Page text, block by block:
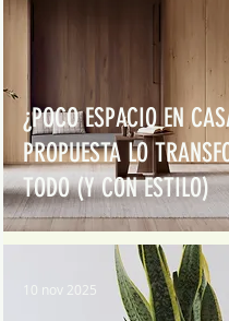
¿POCO ESPACIO EN
PROPUESTA LO
TODO (Y CON ESTILO)
10 nov 2025